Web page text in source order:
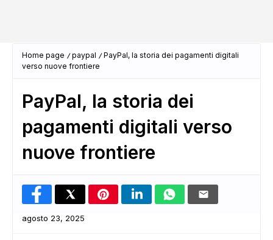
Home page paypal
PayPal, la storia dei pagamenti digitali
verso nuove frontiere
PayPal, la storia dei
pagamenti digitali verso
nuove frontiere
agosto 23, 2025